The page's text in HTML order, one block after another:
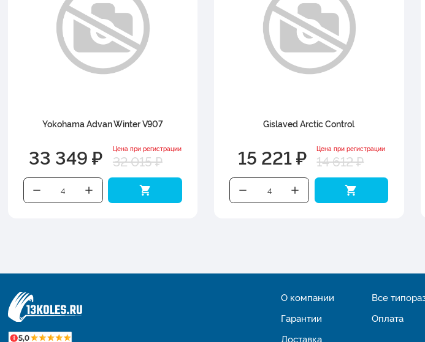
Yokohama Advan Winter V907
33 349 ₽ Цена при регистрации
32 015 ₽
Gislaved Arctic Control
15 221 ₽ Цена при регистрации
14 612 ₽
О компании
Гарантии
Доставка
Все
Оплата